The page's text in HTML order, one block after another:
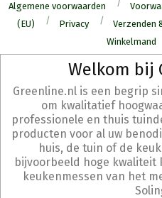
Algemene voorwaarden
(EU)
Privacy Verzenden
Winkelmand
Menu
Welkom bij
Greenline.nl is een begrip
om kwalitatief
professionele en thuis
producten voor al uw
huis, de tuin of de
bijvoorbeeld hoge kwaliteit
keukenmessen van het